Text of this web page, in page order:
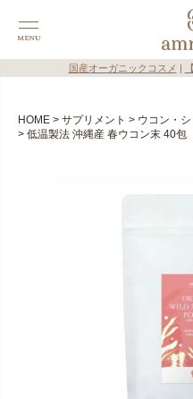
国産オーガニックコスメ
HOME サプリメント
ウコン・
低温製法 沖縄産 春ウコン末 40包